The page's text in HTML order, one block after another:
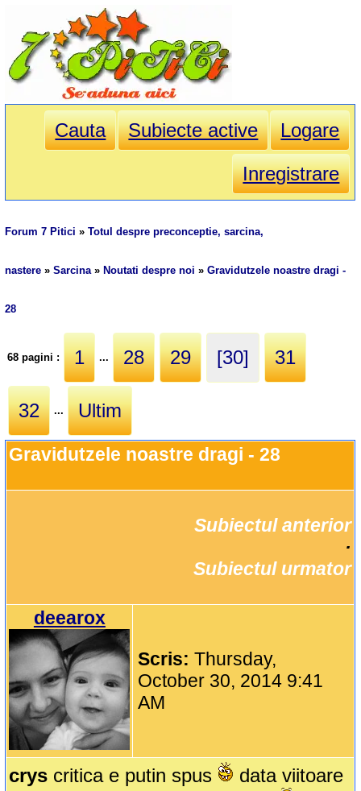
Cauta Subiecte active
Logare
Inregistrare
Forum 7 Pitici »Totul despre preconceptie, sarcina,
nastere »Sarcina» Noutati despre noi »Gravidutzele noastre dragi -
28
68 pagini : 1 ... 28 29 [30] 31
32 ... Ultim
Gravidutzele noastre dragi - 28
Subiectul anterior
Subiectul urmator
deearox
Scris:Thursday,
October 30, 2014 9:41
AM
crys critica e putin spus
data viitoare